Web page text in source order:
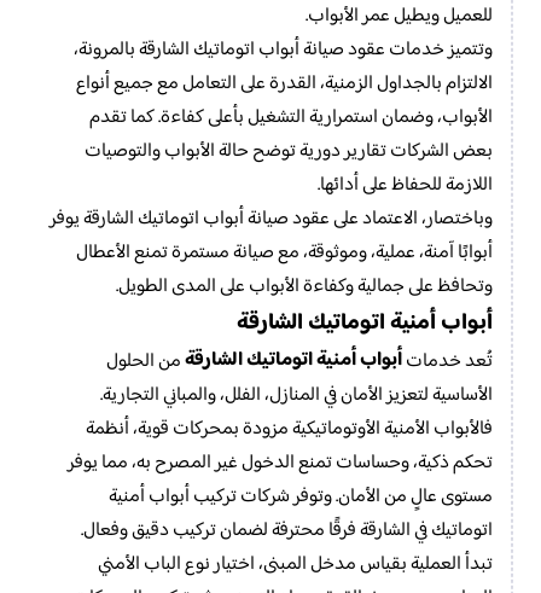
للعميل ويطيل عمر الأبواب.
وتتميز خدمات عقود صيانة أبواب اتوماتيك الشارقة بالمرونة،
الالتزام بالجداول الزمنية، القدرة على التعامل مع جميع أنواع
الأبواب، وضمان استمرارية التشغيل بأعلى كفاءة. كما تقدم
بعض الشركات تقارير دورية توضح حالة الأبواب والتوصيات
اللازمة للحفاظ على أدائها.
وباختصار، الاعتماد على عقود صيانة أبواب اتوماتيك الشارقة يوفر
أبوابًا آمنة، عملية، وموثوقة، مع صيانة مستمرة تمنع الأعطال
وتحافظ على جمالية وكفاءة الأبواب على المدى الطويل.
أبواب أمنية اتوماتيك الشارقة
تُعد خدماتأبواب أمنية اتوماتيك الشارقةمن الحلول
الأساسية لتعزيز الأمان في المنازل، الفلل، والمباني التجارية.
فالأبواب الأمنية الأوتوماتيكية مزودة بمحركات قوية، أنظمة
تحكم ذكية، وحساسات تمنع الدخول غير المصرح به، مما يوفر
مستوى عالٍ من الأمان. وتوفر شركات تركيب أبواب أمنية
اتوماتيك في الشارقة فرقًا محترفة لضمان تركيب دقيق وفعال.
تبدأ العملية بقياس مدخل المبنى، اختيار نوع الباب الأمني